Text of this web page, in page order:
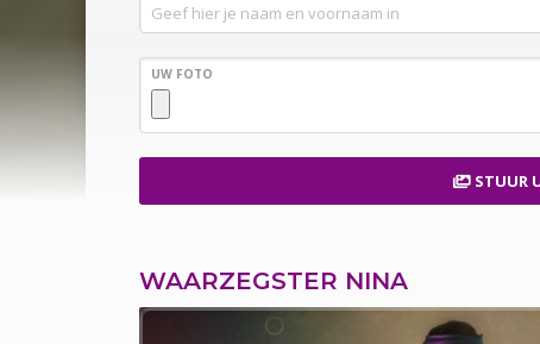
UW FOTO
STUUR
WAARZEGSTER NINA